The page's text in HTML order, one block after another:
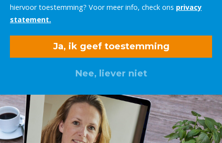
hiervoor toestemming? Voor meer info, check ons privacy
statement.
Ja, ik geef toestemming
Nee, liever niet